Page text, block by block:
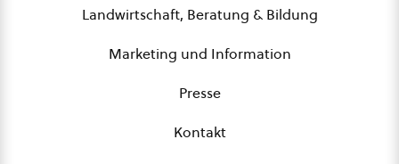
Landwirtschaft, Beratung & Bildung
Marketing und Information
Presse
Kontakt